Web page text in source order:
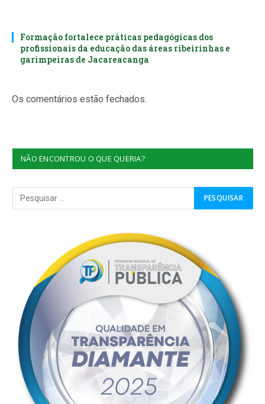
Formação fortalece práticas pedagógicas dos
profissionais da educação das áreas ribeirinhas e
garimpeiras de Jacareacanga
Os comentários estão fechados.
NÃO ENCONTROU O QUE QUERIA?